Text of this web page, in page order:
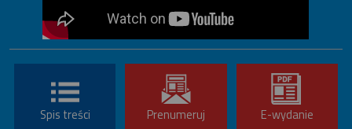
Spis treści Prenumeruj E-wydanie